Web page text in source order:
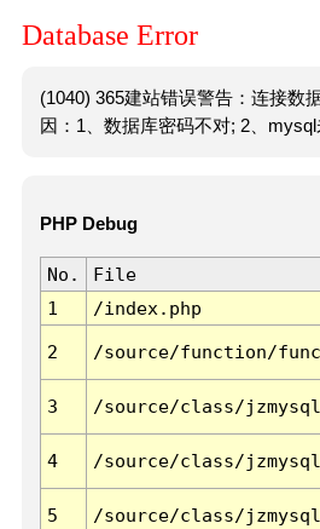
Database Error
(1040) 365建站错误警告：连接数
因：1、数据库密码不对; 2、mysql
PHP Debug
No. File
1
/index.php
2 /source/function/
3 /source/class/
4 /source/class/
5 /source/class/